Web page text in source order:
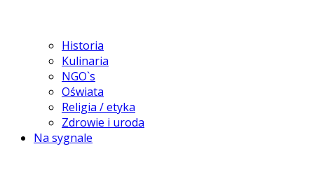
Historia
Kulinaria
NGO`s
Oświata
Religia / etyka
Zdrowie i uroda
Na sygnale